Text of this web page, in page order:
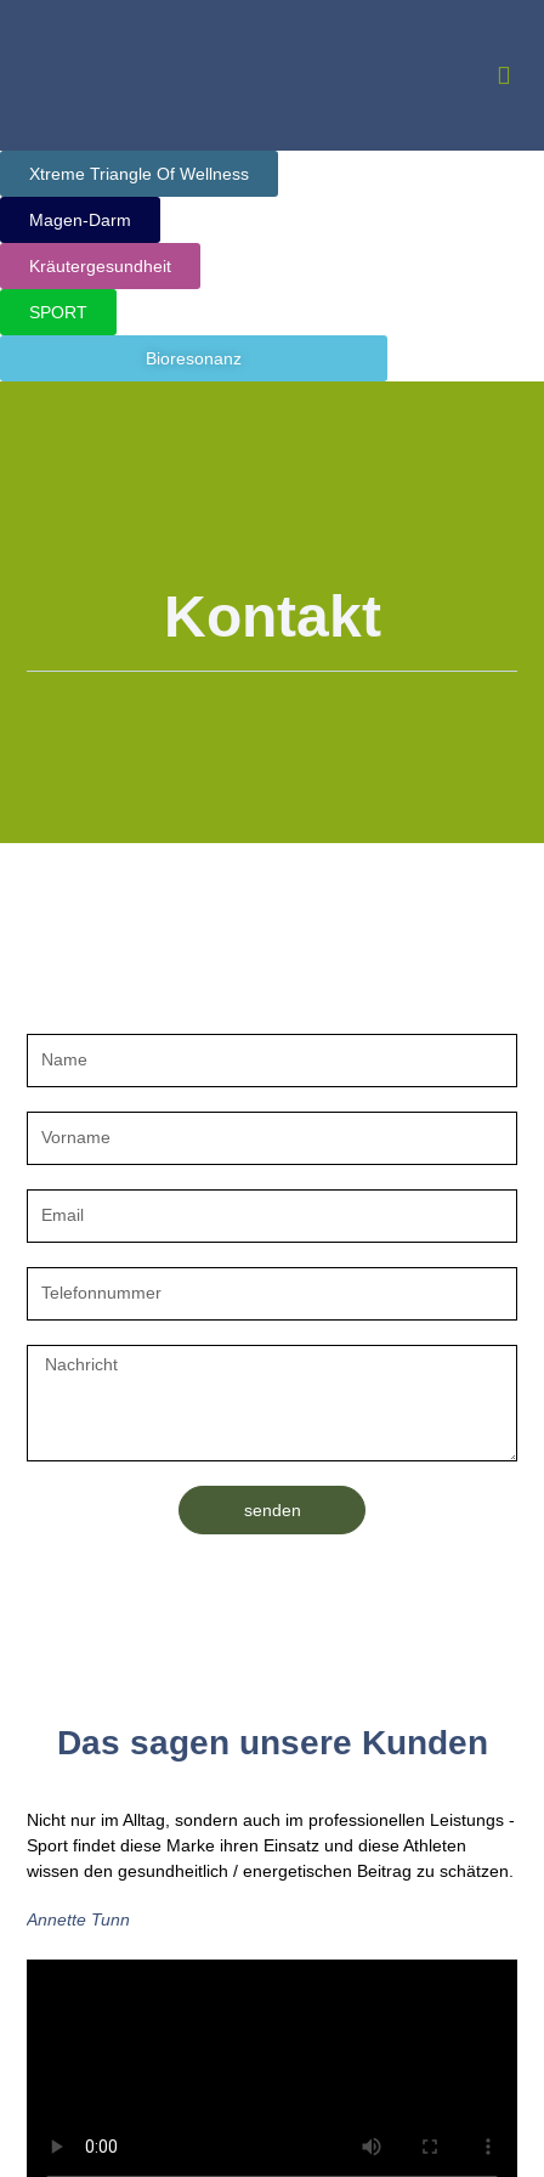
Xtreme Triangle Of Wellness
Magen-Darm
Kräutergesundheit
SPORT
Bioresonanz
Kontakt
Email
Number
Message
senden
Das sagen unsere Kunden
Nicht nur im Alltag, sondern auch im professionellen Leistungs -
Sport findet diese Marke ihren Einsatz und diese Athleten
wissen den gesundheitlich / energetischen Beitrag zu schätzen.
Annette Tunn